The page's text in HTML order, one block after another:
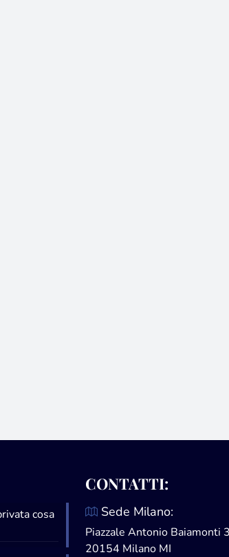
cosa
CONTATTI:
Sede Milano:
Piazzale Antonio Baiamonti
20154 Milano MI